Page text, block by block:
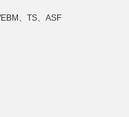
、TS、ASF